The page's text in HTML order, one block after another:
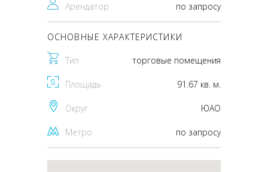
Арендатор по запросу
ОСНОВНЫЕ ХАРАКТЕРИСТИКИ
Тип торговые помещения
Площадь 91.67 кв. м.
Округ ЮАО
Метро по запросу